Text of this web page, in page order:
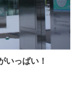
いっぱい！